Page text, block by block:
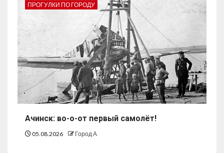
ПРОГУЛКИ ПО ГОРОДУ
Ачинск: во-о-от первый самолёт!
05.08.2026 Город А